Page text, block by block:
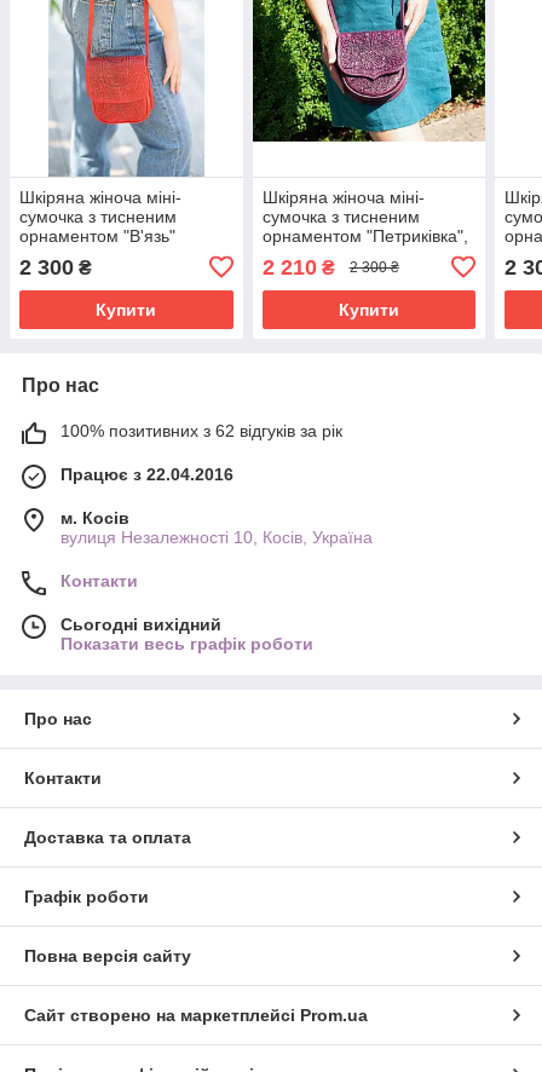
Шкіряна жіноча міні-
сумочка з тисненим
орнаментом "В'язь"
16×19×6 см
2 300 ₴
Купити
Шкіряна жіноча міні-
сумочка з тисненим
орнаментом "Петриківка",
16×19×6 см
2 210₴ 2 300 ₴
Купити
см
2
Про нас
100% позитивних з 62 відгуків за рік
Працює з 22.04.2016
м. Косів
вулиця Незалежності 10, Косів, Україна
Контакти
Сьогодні вихідний
Показати весь графік роботи
Про нас
Контакти
Доставка та оплата
Графік роботи
Повна версія сайту
Сайт створено на маркетплейсі Prom.ua